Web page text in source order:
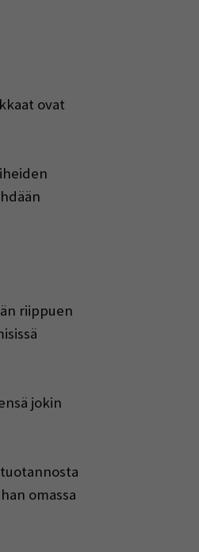
ovat
riippuen
jokin
omassa